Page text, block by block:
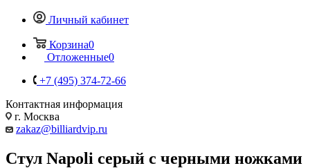
Личный кабинет
Корзина0
Отложенные0
+7 (495) 374-72-66
Контактная информация
г. Москва
zakaz@billiardvip.ru
Стул Napoli серый с черными ножками